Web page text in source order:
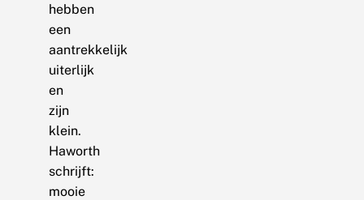
hebben
een
aantrekkelijk
uiterlijk
en
zijn
klein.
Haworth
schrijft:
mooie